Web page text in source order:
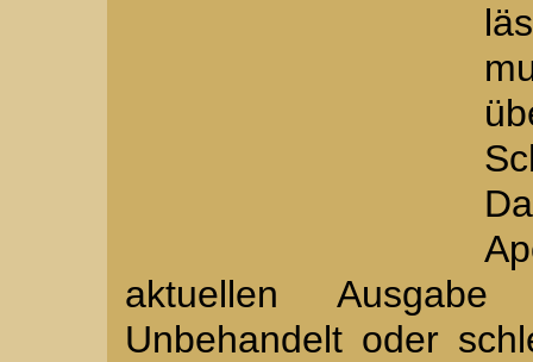
aktuellen
Unbehandelt oder